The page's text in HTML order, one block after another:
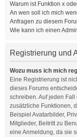
Warum ist Funktion x
An wen soll ich mich
Anfragen zu diesem
Wie kann ich einen
Registrierung und
Wozu muss ich mich
Eine Registrierung ist
dieses Forums
schreiben. Auf jeden
zusätzliche Funktionen,
Beispiel Avatarbilder,
Mitglieder, Beitritt zu
eine Anmeldung, da sie